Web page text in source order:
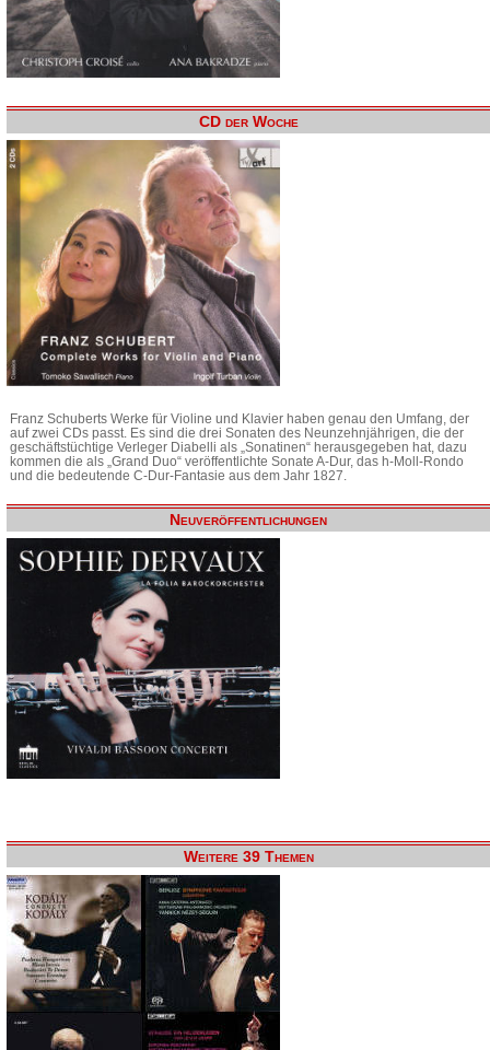
CD der Woche
Franz Schuberts Werke für Violine und Klavier haben genau den Umfang, der
auf zwei CDs passt. Es sind die drei Sonaten des Neunzehnjährigen, die der
geschäftstüchtige Verleger Diabelli als „Sonatinen“ herausgegeben hat, dazu
kommen die als „Grand Duo“ veröffentlichte Sonate A-Dur, das h-Moll-Rondo
und die bedeutende C-Dur-Fantasie aus dem Jahr 1827.
Neuveröffentlichungen
Weitere 39 Themen